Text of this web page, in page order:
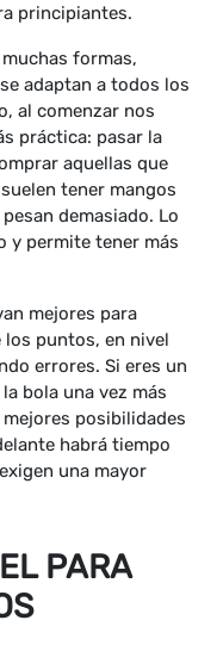
principiantes.
formas,
adaptan a todos los
al comenzar nos
práctica: pasar la
aquellas que
tener mangos
demasiado. Lo
y permite tener más
mejores para
los puntos, en nivel
errores. Si eres un
bola una vez más
posibilidades
habrá tiempo
una mayor
PARA